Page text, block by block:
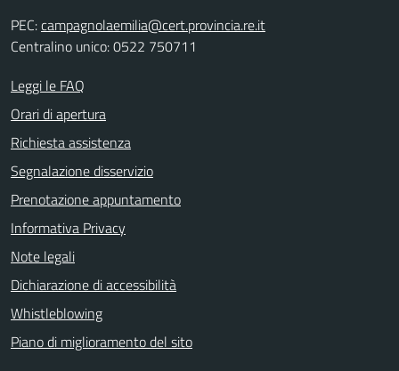
PEC:campagnolaemilia@cert.provincia.re.it
Centralino unico: 0522 750711
Leggi le FAQ
Orari di apertura
Richiesta assistenza
Segnalazione disservizio
Prenotazione appuntamento
Informativa Privacy
Note legali
Dichiarazione di accessibilità
Whistleblowing
Piano di miglioramento del sito